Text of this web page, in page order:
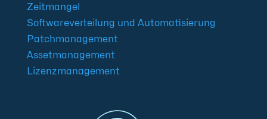
Zeitmangel
Softwareverteilung und Automatisierung
Patchmanagement
Assetmanagement
Lizenzmanagement